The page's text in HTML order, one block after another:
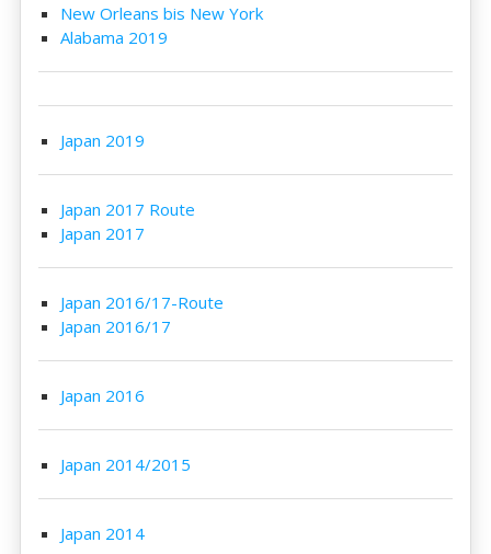
New Orleans bis New York
Alabama 2019
Japan 2019
Japan 2017 Route
Japan 2017
Japan 2016/17-Route
Japan 2016/17
Japan 2016
Japan 2014/2015
Japan 2014